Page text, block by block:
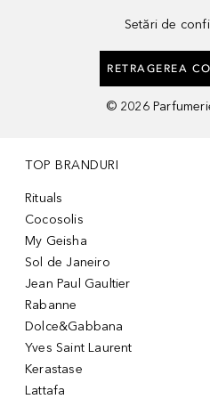
Setări de
RETRAGEREA
© 2026
TOP BRANDURI
Rituals
Cocosolis
My Geisha
Sol de Janeiro
Jean Paul Gaultier
Rabanne
Dolce&Gabbana
Yves Saint Laurent
Kerastase
Lattafa